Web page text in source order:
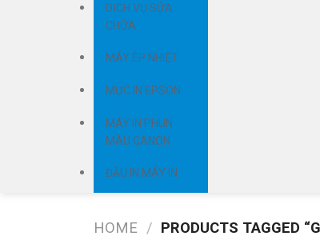
DỊCH VỤ SỬA
CHỮA
MÁY ÉP NHIỆT
MỰC IN EPSON
MÁY IN PHUN
MÀU CANON
ĐẦU IN MÁY IN
HOME / PRODUCTS TAGGED